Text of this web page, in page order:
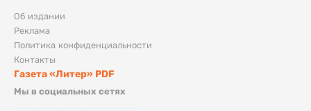
Об издании
Реклама
Политика конфиденциальности
Контакты
Газета «Литер» PDF
Мы в социальных сетях